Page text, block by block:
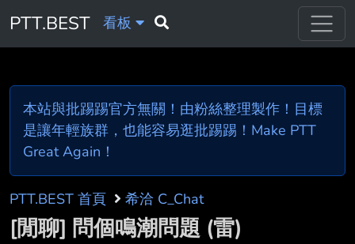
PTT.BEST 看板
本站與批踢踢官方無關！由粉絲整理製作！目標
是讓年輕族群，也能容易逛批踢踢！Make PTT
Great Again！
PTT.BEST 首頁 希洽 C_Chat
[閒聊] 問個鳴潮問題 (雷)